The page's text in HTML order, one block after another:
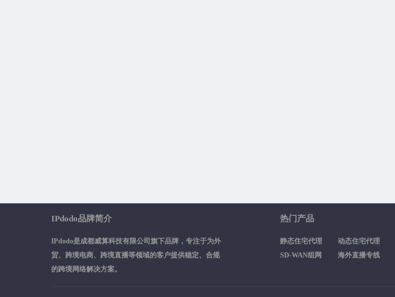
IPdodo品牌简介
IPdodo是成都威算科技有限公司旗下品牌，专注于为外
贸、跨境电商、跨境直播等领域的客户提供稳定、合规
的跨境网络解决方案。
热门产品
静态住宅代理 动态住宅代理
SD-WAN组网
海外直播专线